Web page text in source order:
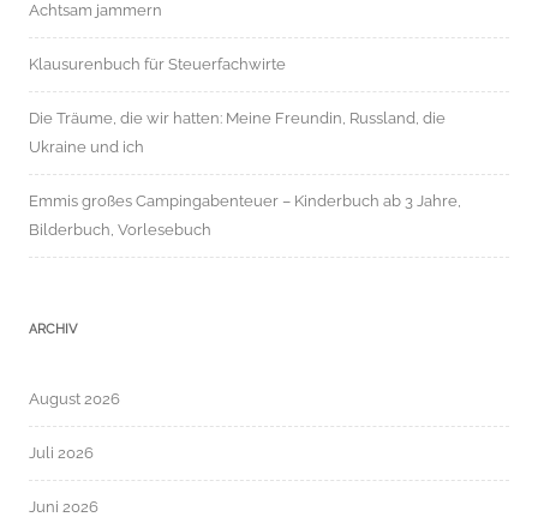
Achtsam jammern
Klausurenbuch für Steuerfachwirte
Die Träume, die wir hatten: Meine Freundin, Russland, die
Ukraine und ich
Emmis großes Campingabenteuer – Kinderbuch ab 3 Jahre,
Bilderbuch, Vorlesebuch
ARCHIV
August 2026
Juli 2026
Juni 2026